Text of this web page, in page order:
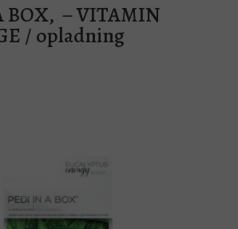
BOX, – VITAMIN
/ opladning